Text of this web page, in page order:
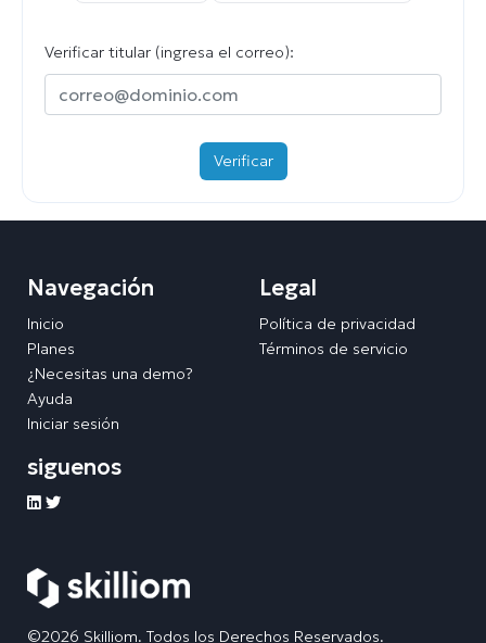
Verificar titular (ingresa el correo):
Verificar
©2026 Skilliom. Todos los Derechos Reservados.
Navegación
Inicio
Planes
¿Necesitas una demo?
Ayuda
Iniciar sesión
Legal
Política de privacidad
Términos de servicio
siguenos